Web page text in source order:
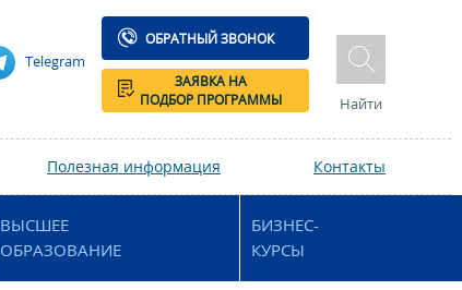
Telegram
ОБРАТНЫЙ ЗВОНОК
ЗАЯВКА НА
ПОДБОР ПРОГРАММЫ
Найти
Полезная информация Контакты
ВЫСШЕЕ
ОБРАЗОВАНИЕ
БИЗНЕС-
КУРСЫ